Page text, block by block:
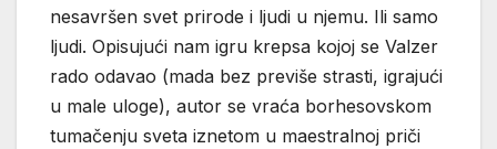
nesavršen svet prirode i ljudi u njemu. Ili samo
ljudi. Opisujući nam igru krepsa kojoj se Valzer
rado odavao (mada bez previše strasti, igrajući
u male uloge), autor se vraća borhesovskom
tumačenju sveta iznetom u maestralnoj priči